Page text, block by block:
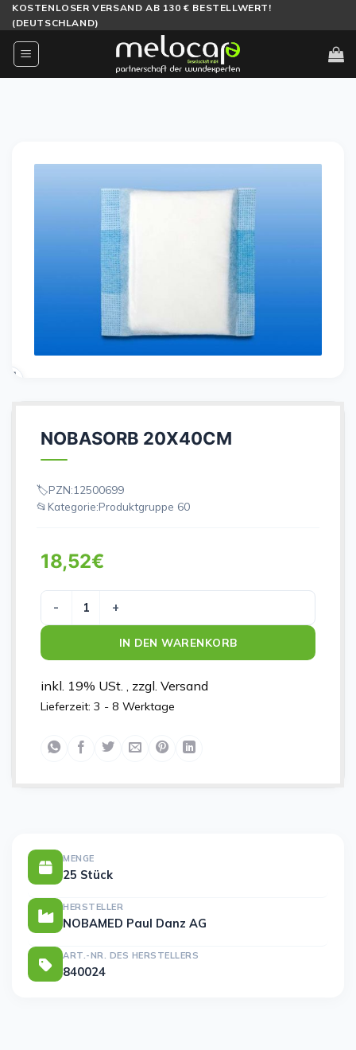
Zum
Inhalt
springen
KOSTENLOSER VERSAND AB 130 € BESTELLWERT!
(DEUTSCHLAND)
NOBASORB 20X40CM
PZN:12500699
Kategorie:Produktgruppe 60
18,52€
NOBASORB 20X40CM Menge
IN DEN WARENKORB
inkl. 19% USt. , zzgl. Versand
Lieferzeit: 3 - 8 Werktage
MENGE
25 Stück
HERSTELLER
NOBAMED Paul Danz AG
ART.-NR. DES HERSTELLERS
840024